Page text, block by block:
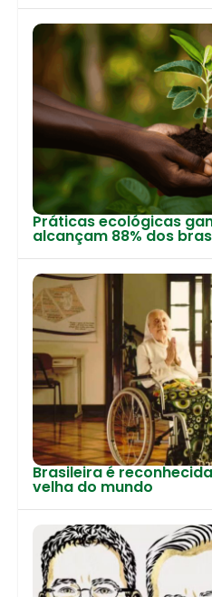
Práticas ecológicas
alcançam 88% dos
Brasileira é
velha do mundo